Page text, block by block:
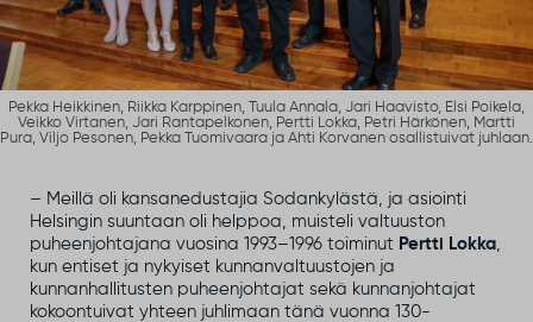
Pekka Heikkinen, Riikka Karppinen, Tuula Annala, Jari Haavisto, Elsi Poikela,
Veikko Virtanen, Jari Rantapelkonen, Pertti Lokka, Petri Härkönen, Martti
Pura, Viljo Pesonen, Pekka Tuomivaara ja Ahti Korvanen osallistuivat juhlaan.
– Meillä oli kansanedustajia Sodankylästä, ja asiointi
Helsingin suuntaan oli helppoa, muisteli valtuuston
puheenjohtajana vuosina 1993–1996 toiminut Pertti Lokka
kun entiset ja nykyiset kunnanvaltuustojen ja
kunnanhallitusten puheenjohtajat sekä kunnanjohtajat
kokoontuivat yhteen juhlimaan tänä vuonna 130-